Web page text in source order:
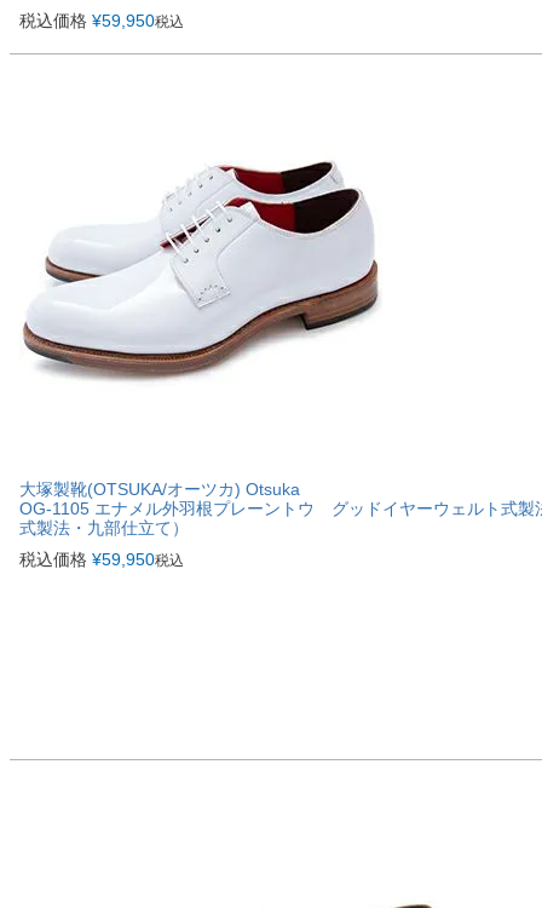
税込価格 ¥59,950税込
大塚製靴(OTSUKA/オーツカ) Otsuka
OG-1105 エナメル外羽根プレーントウ グッドイヤーウェルト式製
式製法・九部仕立て）
税込価格 ¥59,950税込